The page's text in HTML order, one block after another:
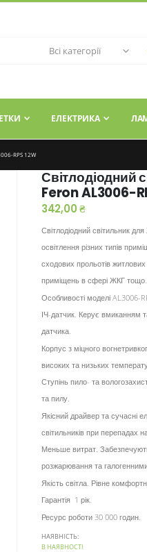
ЕЛЕКТРИКА
RPS 12W
Світлодіодний
Feron AL3006-
342,00 ₴
Світлодіодний світильник
освітлення різних типів
сходових прольотів житлових
приміщень в сфері ЖКГ тощо.
Особливості моделі AL3006-
ІЧ-датчик. Керує вмиканням
датчика.
Корпус з міцного
високих та низьких
Ступінь пило- та
та пилу.
Якісний драйвер та сучасні
світильників при перепадах
Меньше витрат.
розжарювання та
Якість світла. Рівне
Гарантія 1 рік.
Ресурс роботи 30 000 годин.
НАЯВНІСТЬ:
В НАЯВНОСТІ